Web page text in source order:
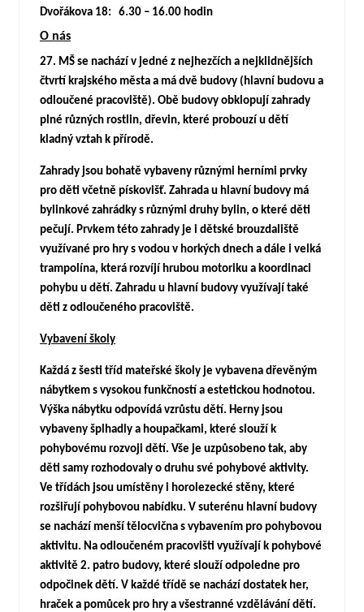
Dvořákova 18: 6.30 – 16.00 hodin
O nás
27. MŠ se nachází v jedné z nejhezčích a nejklidnějších
čtvrtí krajského města a má dvě budovy (hlavní budovu a
odloučené pracoviště). Obě budovy obklopují zahrady
plné různých rostlin, dřevin, které probouzí u dětí
kladný vztah k přírodě.
Zahrady jsou bohatě vybaveny různými herními prvky
pro děti včetně pískovišť. Zahrada u hlavní budovy má
bylinkové zahrádky s různými druhy bylin, o které děti
pečují. Prvkem této zahrady je i dětské brouzdaliště
využívané pro hry s vodou v horkých dnech a dále i velká
trampolína, která rozvíjí hrubou motoriku a koordinaci
pohybu u dětí. Zahradu u hlavní budovy využívají také
děti z odloučeného pracoviště.
Vybavení školy
Každá z šesti tříd mateřské školy je vybavena dřevěným
nábytkem s vysokou funkčností a estetickou hodnotou.
Výška nábytku odpovídá vzrůstu dětí. Herny jsou
vybaveny šplhadly a houpačkami, které slouží k
pohybovému rozvoji dětí. Vše je uzpůsobeno tak, aby
děti samy rozhodovaly o druhu své pohybové aktivity.
Ve třídách jsou umístěny i horolezecké stěny, které
rozšiřují pohybovou nabídku. V suterénu hlavní budovy
se nachází menší tělocvična s vybavením pro pohybovou
aktivitu. Na odloučeném pracovišti využívají k pohybové
aktivitě 2. patro budovy, které slouží odpoledne pro
odpočinek dětí. V každé třídě se nachází dostatek her,
hraček a pomůcek pro hry a všestranné vzdělávání dětí.